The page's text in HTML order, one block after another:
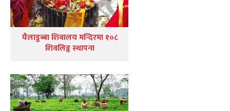
घैलाडुब्बा शिवालय मन्दिरमा १०८
शिवलिङ्ग स्थापना